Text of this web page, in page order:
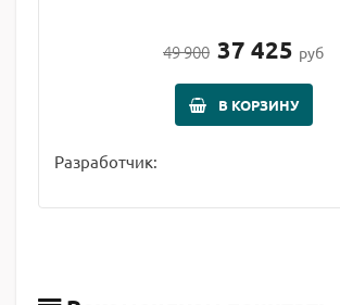
49 900 37 425 руб
В КОРЗИНУ
Разработчик: